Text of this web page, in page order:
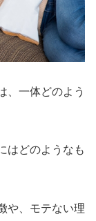
、一体どのよう
はどのようなも
や、モテない理